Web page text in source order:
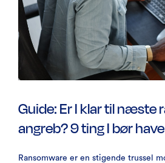
Guide: Er I klar til næste
angreb? 9 ting I bør
Ransomware er en stigende trussel